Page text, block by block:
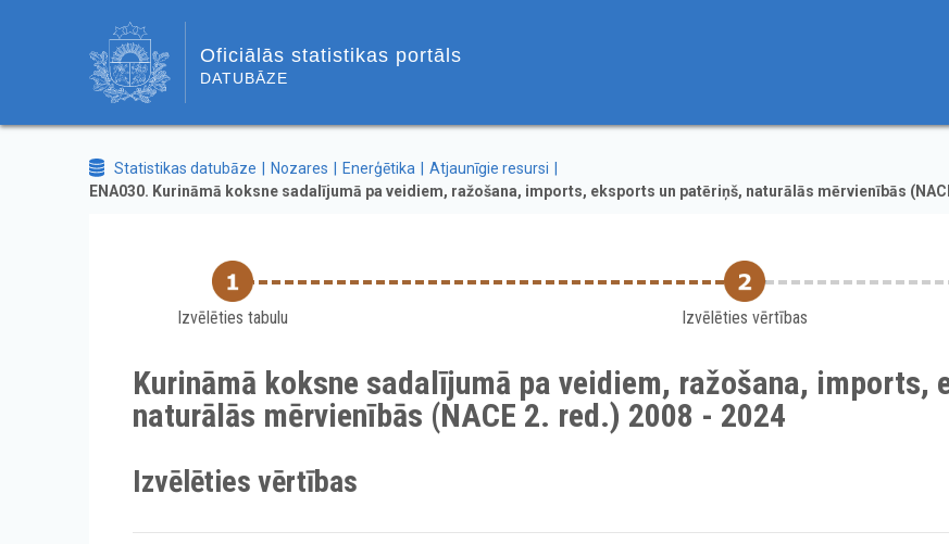
Oficiālās statistikas portāls
DATUBĀZE
Statistikas datubāze Nozares Enerģētika
Atjaunīgie resursi
ENA030. Kurināmā koksne sadalījumā pa veidiem, ražošana, imports, eksports un patēriņš, naturālās mērvienībās
Izvēlēties tabulu Izvēlēties vērtības
Kurināmā koksne sadalījumā pa veidiem, ražošana, imports,
naturālās mērvienībās (NACE 2. red.) 2008 - 2024
Izvēlēties vērtības